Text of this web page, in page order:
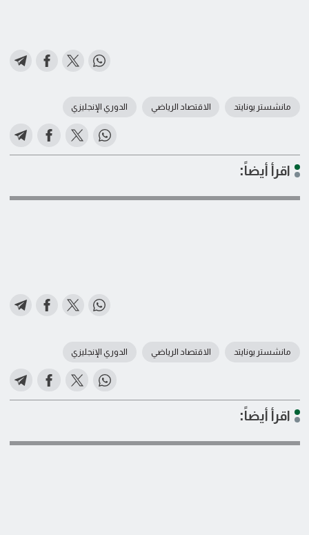
مانشستر يونايتد الاقتصاد الرياضي الدوري الإنجليزي
اقرأ أيضاً:
مانشستر يونايتد الاقتصاد الرياضي الدوري الإنجليزي
اقرأ أيضاً: